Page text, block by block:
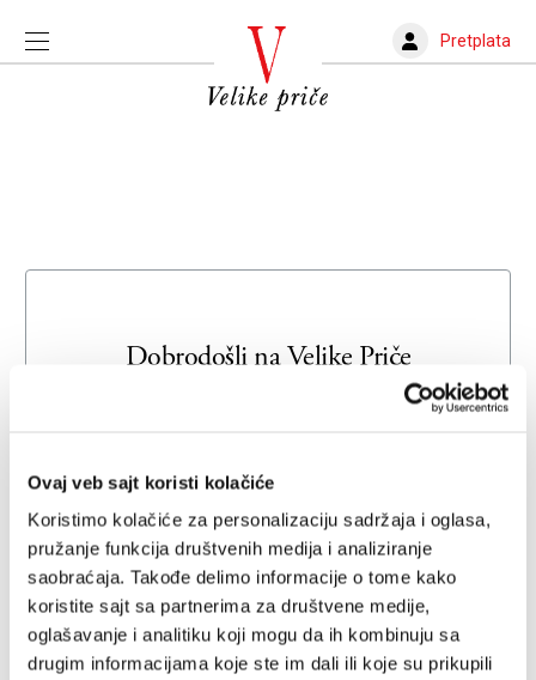
Ovaj veb sajt koristi kolačiće
Koristimo kolačiće za personalizaciju sadržaja i oglasa,
pružanje funkcija društvenih medija i analiziranje
saobraćaja. Takođe delimo informacije o tome kako
koristite sajt sa partnerima za društvene medije,
oglašavanje i analitiku koji mogu da ih kombinuju sa
drugim informacijama koje ste im dali ili koje su prikupili
Pretplata
Dobrodošli naVelike Priče
Unesite svoju adresu e-pošte da biste se prijavili ili kreirali
Email adresa
Lozinka